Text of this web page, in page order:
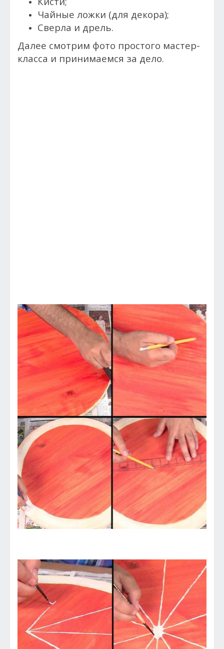
Чайные ложки (для декора);
Сверла и дрель.
Далее смотрим фото простого мастер-
класса и принимаемся за дело.